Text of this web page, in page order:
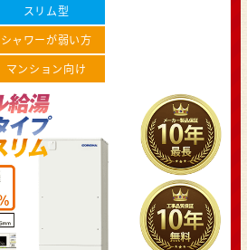
スリム型
シャワーが弱い方
マンション向け